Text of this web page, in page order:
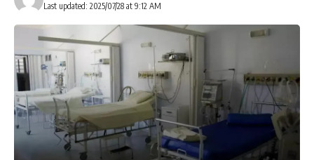
Last updated: 2025/07/28 at 9:12 AM